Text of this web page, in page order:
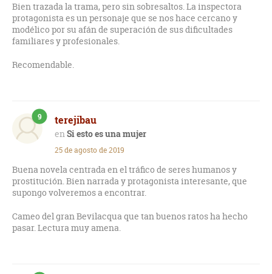
Bien trazada la trama, pero sin sobresaltos. La inspectora
protagonista es un personaje que se nos hace cercano y
modélico por su afán de superación de sus dificultades
familiares y profesionales.
Recomendable.
terejibau
Si esto es una mujer
9
25 de agosto de 2019
Buena novela centrada en el tráfico de seres humanos y
prostitución. Bien narrada y protagonista interesante, que
supongo volveremos a encontrar.
Cameo del gran Bevilacqua que tan buenos ratos ha hecho
pasar. Lectura muy amena.